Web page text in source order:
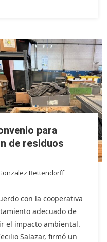
para
de residuos
Bettendorff
con la cooperativa
adecuado de
el impacto ambiental.
Salazar, firmó un